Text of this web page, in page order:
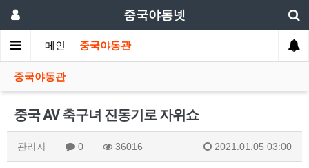
중국야동넷
메인 중국야동관
중국야동관
중국 AV 축구녀 진동기로 자위쇼
관리자 0 36016 2021.01.05 03:00